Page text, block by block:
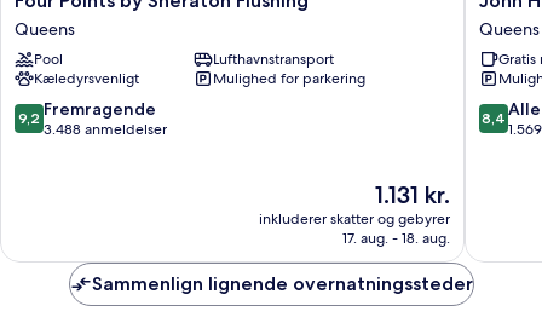
Points
by
Sheraton
Flushing
Queens
Queens
Pool
Lufthavnstransport
Kæledyrsvenligt
Mulighed for parkering
9.2
ud
9,2 Fremragende
3.488 anmeldelser
Prisen
1.131 kr.
1.131 kr.
inkluderer skatter og gebyrer
17. aug. - 18. aug.
Hotel
Queens
Queens
Gratis
8.4
ud
8,4
Sammenlign lignende overnatningssteder